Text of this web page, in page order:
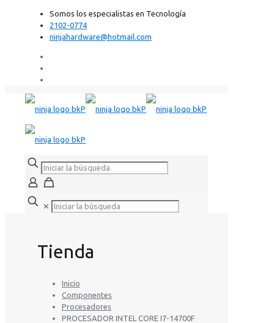
Somos los especialistas en Tecnología
2102-0774
ninjahardware@hotmail.com
✕
Tienda
Inicio
Componentes
Procesadores
PROCESADOR INTEL CORE I7-14700F